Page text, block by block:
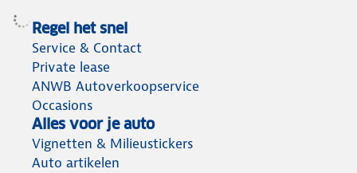
Regel het snel
Service & Contact
Private lease
ANWB Autoverkoopservice
Occasions
Alles voor je auto
Vignetten & Milieustickers
Auto artikelen